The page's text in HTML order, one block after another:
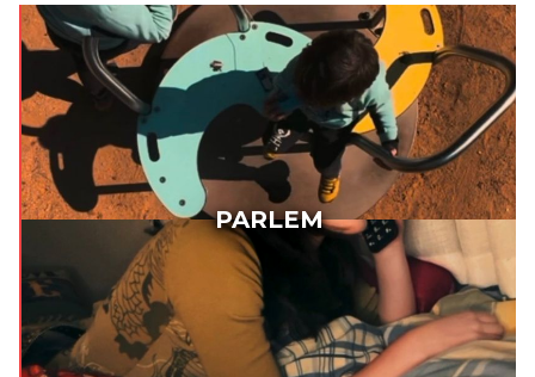
PARLEM